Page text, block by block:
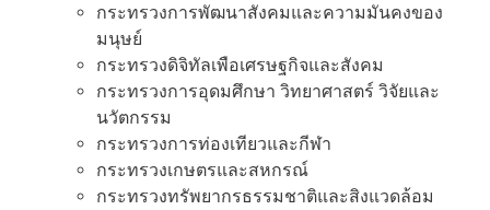
กระทรวงการพัฒนาสังคมและความมันคงของ
มนุษย์
กระทรวงดิจิทัลเพือเศรษฐกิจและสังคม
กระทรวงการอุดมศึกษา วิทยาศาสตร์ วิจัยและ
นวัตกรรม
กระทรวงการท่องเทียวและกีฬา
กระทรวงเกษตรและสหกรณ์
กระทรวงทรัพยากรธรรมชาติและสิงแวดล้อม